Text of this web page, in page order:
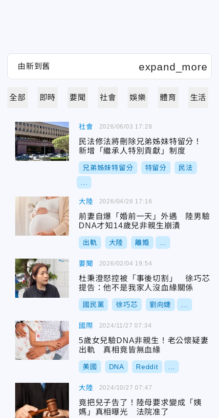
全部 即時 要聞 社會 娛樂 體育 生活
社會
民法修法將刪除兄弟姊妹特留分！
新增「繼承人特別貢獻」制度
兄弟姊妹特留分 特留分 民法
2026/06/03 17:28
大陸
前妻自爆「婚前一天」外遇 陸男驗
DNA才知14歲兒非親生崩潰
出軌 大陸 離婚
2026/04/26 17:16
要聞
杜秉澄怒控被「事後切割」 徐巧芯
提告：他不是我家人沒血緣關係
國民黨 徐巧芯 劉向婕
2026/02/04 19:54
國際
5歲女兒驗DNA非親生！老公懷疑妻
出軌 真相竟皆無血緣
美國 DNA Reddit
2024/11/27 07:34
大陸
竟把兒子告了！陸母要求變成「姨
媽」真相曝光 法院准了
2024/10/27 07:47